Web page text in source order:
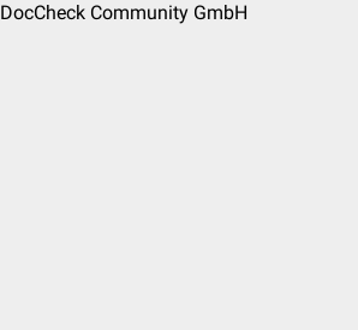
DocCheck Community GmbH